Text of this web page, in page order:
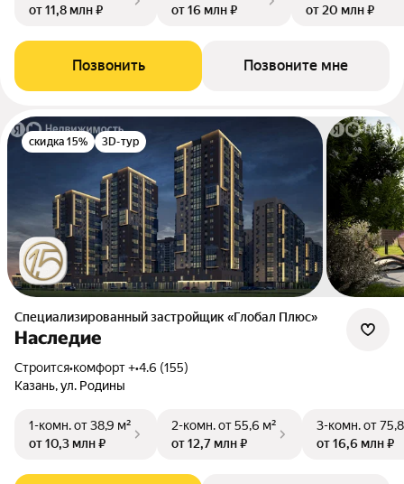
от 11,8 млн ₽
от 16 млн ₽
от 20 млн ₽
Позвонить Позвоните мне
скидка 15% 3D-тур
Специализированный застройщик «Глобал Плюс»
Наследие
Строится•комфорт +•4.6 (155)
Казань, ул. Родины
1-комн.от 38,9 м²
от 10,3 млн ₽
2-комн.от 55,6 м²
от 12,7 млн ₽
3-комн.от
от 16,6 млн ₽